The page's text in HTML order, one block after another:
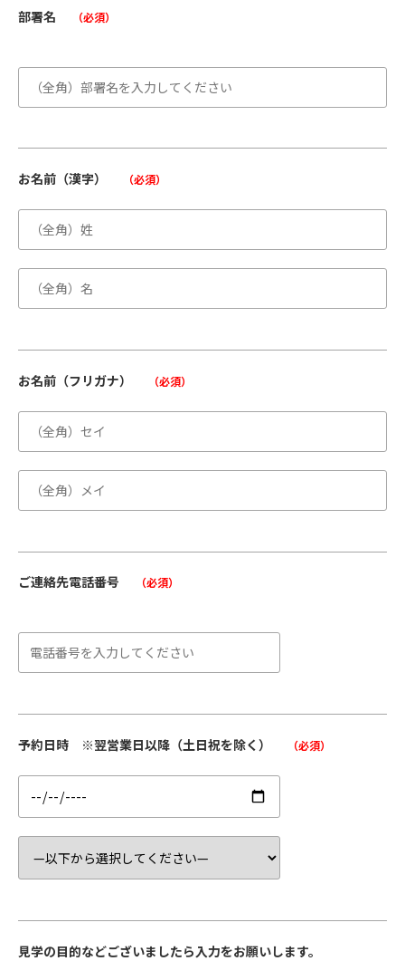
部署名 （必須）
お名前（漢字） （必須）
お名前（フリガナ） （必須）
ご連絡先電話番号 （必須）
予約日時 ※翌営業日以降（土日祝を除く） （必須）
見学の目的などございましたら入力をお願いします。